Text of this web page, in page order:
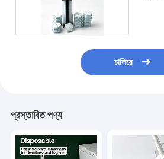
চালিয়ে
প্রস্তাবিত পণ্য